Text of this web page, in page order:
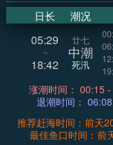
日长 潮况
05:29
~
18:42
廿七
中潮
死汛
涨潮时
退潮
推荐赶海时间：前天
最佳鱼口时间：前